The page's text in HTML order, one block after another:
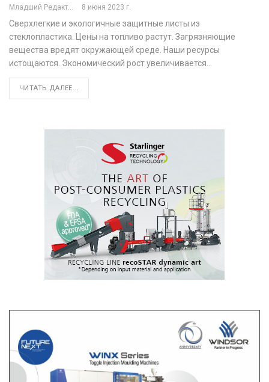
Младший Редактор 8 июня 2023 г.
Сверхлегкие и экологичные защитные листы из
стеклопластика. Цены на топливо растут. Загрязняющие
вещества вредят окружающей среде. Наши ресурсы
истощаются. Экономический рост увеличивается…
ЧИТАТЬ ДАЛЕЕ...